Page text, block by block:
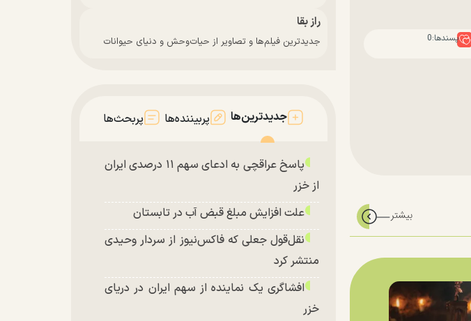
پسندها:0
راز بقا
جدیدترین فیلم‌ها و تصاویر از حیات‌وحش و دنیای حیوانات
جدیدترین‌ها پربیننده‌ها پربحث‌ها
پاسخ عراقچی به ادعای سهم ۱۱ درصدی ایران
از خزر
علت افزایش مبلغ قبض آب در تابستان
نقل‌قول جعلی که فاکس‌نیوز از سردار وحیدی
منتشر کرد
افشاگری یک نماینده از سهم ایران در دریای
خزر